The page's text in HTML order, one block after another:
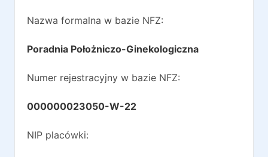
Nazwa formalna w bazie NFZ:
Poradnia Położniczo-Ginekologiczna
Numer rejestracyjny w bazie NFZ:
000000023050-W-22
NIP placówki: